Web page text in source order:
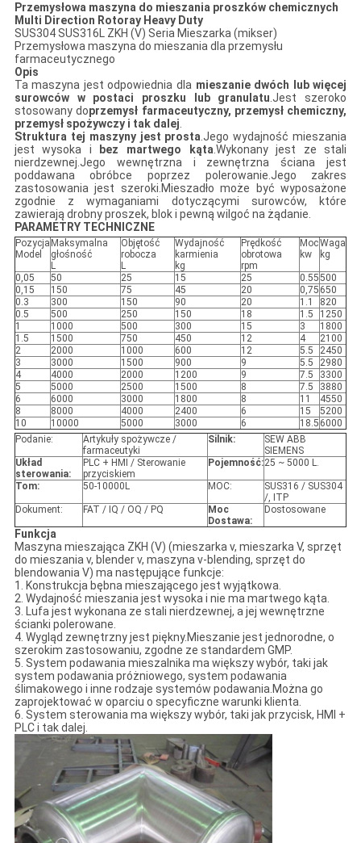
Przemysłowa maszyna do mieszania proszków chemicznych
Multi Direction Rotoray Heavy Duty
SUS304 SUS316L ZKH (V) Seria Mieszarka (mikser)
Przemysłowa maszyna do mieszania dla przemysłu
farmaceutycznego
Opis
Ta maszyna jest odpowiednia dla mieszanie dwóch lub więcej
surowców w postaci proszku lub granulatu.Jest szeroko
stosowany doprzemysł farmaceutyczny, przemysł chemiczny,
przemysł spożywczy i tak dalej.
Struktura tej maszyny jest prosta.Jego wydajność mieszania
jest wysoka i bez martwego kąta.Wykonany jest ze stali
nierdzewnej.Jego wewnętrzna i zewnętrzna ściana jest
poddawana obróbce poprzez polerowanie.Jego zakres
zastosowania jest szeroki.Mieszadło może być wyposażone
zgodnie z wymaganiami dotyczącymi surowców, które
zawierają drobny proszek, blok i pewną wilgoć na żądanie.
PARAMETRY TECHNICZNE
Pozycja
Model
Maksymalna
głośność
L
Objętość
robocza
L
Wydajność
karmienia
kg
Prędkość
obrotowa
rpm
Moc
kw
Waga
kg
0,05 50 25 15 25 0.55500
0,15
150 75 45 20 0,75 650
0.3
300 150 90 20 1.1
820
0.5
500 250 150 18 1.5
1250
1
1000 500 300 15 3
1800
1.5
1500 750 450 12 4
2100
2
2000 1000 600 12 5.5
2450
3
3000 1500 900 9 5.5
2980
4
4000 2000 1200 9 7.5
3300
5
5000 2500 1500 8 7.5
3880
6
6000 3000 1800 8 11
4550
8
8000 4000 2400 6 15
5200
10
10000 5000 3000 6 18.5 6000
Podanie:
Artykuły spożywcze /
farmaceutyki
Silnik:
SEW ABB
SIEMENS
Układ
sterowania:
PLC + HMI / Sterowanie
przyciskiem
Pojemność:25 ~ 5000 L.
Tom: 50-10000L MOC:
SUS316 / SUS304
/, ITP
Dokument:
FAT / IQ / OQ / PQ
Moc
Dostawa:
Dostosowane
Funkcja
Maszyna mieszająca ZKH (V) (mieszarka v, mieszarka V, sprzęt
do mieszania v, blender v, maszyna v-blending, sprzęt do
blendowania V) ma następujące funkcje:
1. Konstrukcja bębna mieszającego jest wyjątkowa.
2. Wydajność mieszania jest wysoka i nie ma martwego kąta.
3. Lufa jest wykonana ze stali nierdzewnej, a jej wewnętrzne
ścianki polerowane.
4. Wygląd zewnętrzny jest piękny.Mieszanie jest jednorodne, o
szerokim zastosowaniu, zgodne ze standardem GMP.
5. System podawania mieszalnika ma większy wybór, taki jak
system podawania próżniowego, system podawania
ślimakowego i inne rodzaje systemów podawania.Można go
zaprojektować w oparciu o specyficzne warunki klienta.
6. System sterowania ma większy wybór, taki jak przycisk, HMI +
PLC i tak dalej.